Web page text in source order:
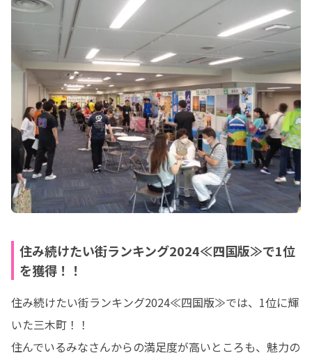
住み続けたい街ランキング2024≪四国版≫で1位
を獲得！！
住み続けたい街ランキング2024≪四国版≫では、1位に輝
いた三木町！！
住んでいるみなさんからの満足度が高いところも、魅力の